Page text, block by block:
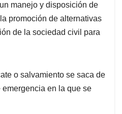
manejo y disposición de
promoción de alternativas
de la sociedad civil para
o salvamiento se saca de
emergencia en la que se